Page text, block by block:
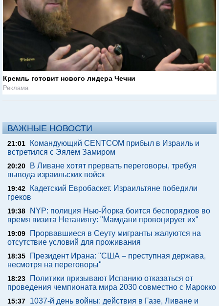
Кремль готовит нового лидера Чечни
Реклама
ВАЖНЫЕ НОВОСТИ
21:01
Командующий CENTCOM прибыл в Израиль и
встретился с Эялем Замиром
20:20
В Ливане хотят прервать переговоры, требуя
вывода израильских войск
19:42
Кадетский Евробаскет. Израильтяне победили
греков
19:38
NYP: полиция Нью-Йорка боится беспорядков во
время визита Нетаниягу: "Мамдани провоцирует их"
19:09
Прорвавшиеся в Сеуту мигранты жалуются на
отсутствие условий для проживания
18:35
Президент Ирана: "США – преступная держава,
несмотря на переговоры"
18:23
Политики призывают Испанию отказаться от
проведения чемпионата мира 2030 совместно с Марокко
15:37
1037-й день войны: действия в Газе, Ливане и